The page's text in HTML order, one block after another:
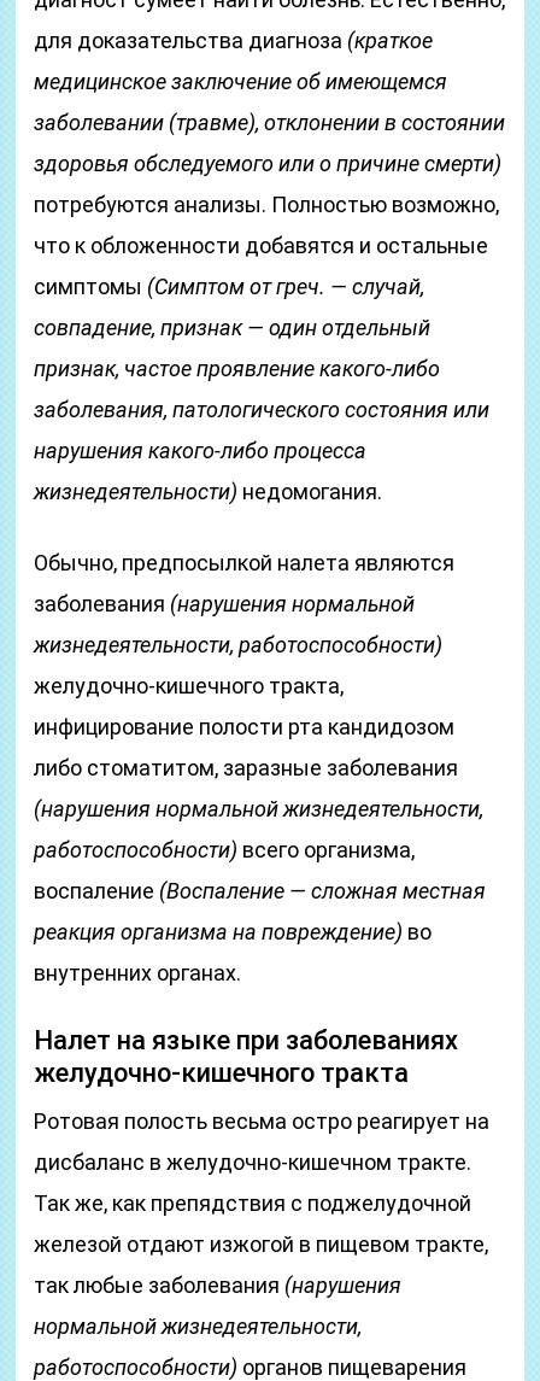
для доказательства диагноза (краткое
медицинское заключение об имеющемся
заболевании (травме), отклонении в состоянии
здоровья обследуемого или о причине смерти)
потребуются анализы. Полностью возможно,
что к обложенности добавятся и остальные
симптомы (Симптом от греч. — случай,
совпадение, признак — один отдельный
признак, частое проявление какого-либо
заболевания, патологического состояния или
нарушения какого-либо процесса
жизнедеятельности) недомогания.
Обычно, предпосылкой налета являются
заболевания (нарушения нормальной
жизнедеятельности, работоспособности)
желудочно-кишечного тракта,
инфицирование полости рта кандидозом
либо стоматитом, заразные заболевания
(нарушения нормальной жизнедеятельности,
работоспособности) всего организма,
воспаление (Воспаление — сложная местная
реакция организма на повреждение) во
внутренних органах.
Налет на языке при заболеваниях
желудочно-кишечного тракта
Ротовая полость весьма остро реагирует на
дисбаланс в желудочно-кишечном тракте.
Так же, как препядствия с поджелудочной
железой отдают изжогой в пищевом тракте,
так любые заболевания (нарушения
нормальной жизнедеятельности,
работоспособности) органов пищеварения